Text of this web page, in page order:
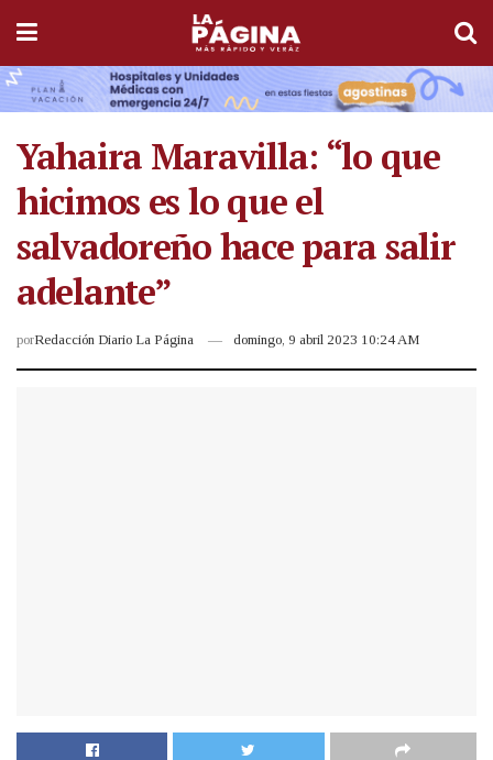
Yahaira Maravilla: “lo que
hicimos es lo que el
salvadoreño hace para salir
adelante”
porRedacción Diario La Página domingo, 9 abril 2023 10:24 AM